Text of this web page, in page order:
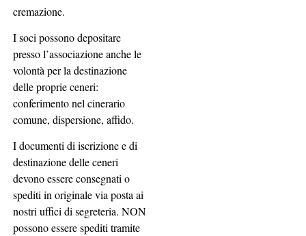
cremazione.
I soci possono depositare
presso l’associazione anche le
volontà per la destinazione
delle proprie ceneri:
conferimento nel cinerario
comune, dispersione, affido.
I documenti di iscrizione e di
destinazione delle ceneri
devono essere consegnati o
spediti in originale via posta ai
nostri uffici di segreteria. NON
possono essere spediti tramite